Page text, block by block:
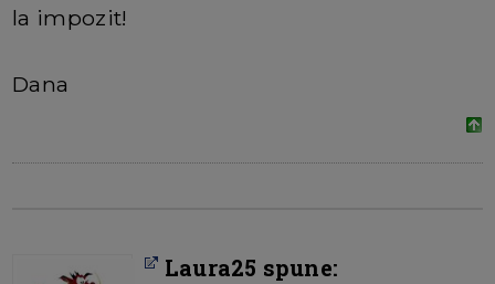
la impozit!
Dana
Laura25 spune: